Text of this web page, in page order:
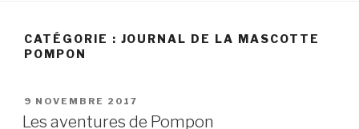
CATÉGORIE : JOURNAL DE LA MASCOTTE
POMPON
PUBLIÉ
LE
9 NOVEMBRE 2017
Les aventures de Pompon